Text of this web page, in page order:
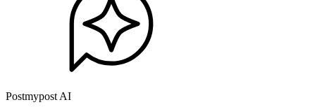
Postmypost AI